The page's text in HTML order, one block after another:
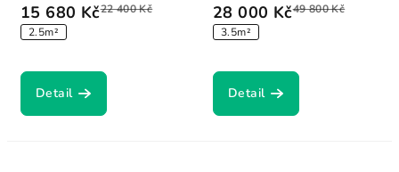
15 680 Kč22 400 Kč
2.5m²
Detail
28 000 Kč49 800 Kč
3.5m²
Detail